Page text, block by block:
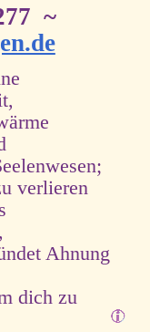
~
verlieren
Ahnung
dich zu